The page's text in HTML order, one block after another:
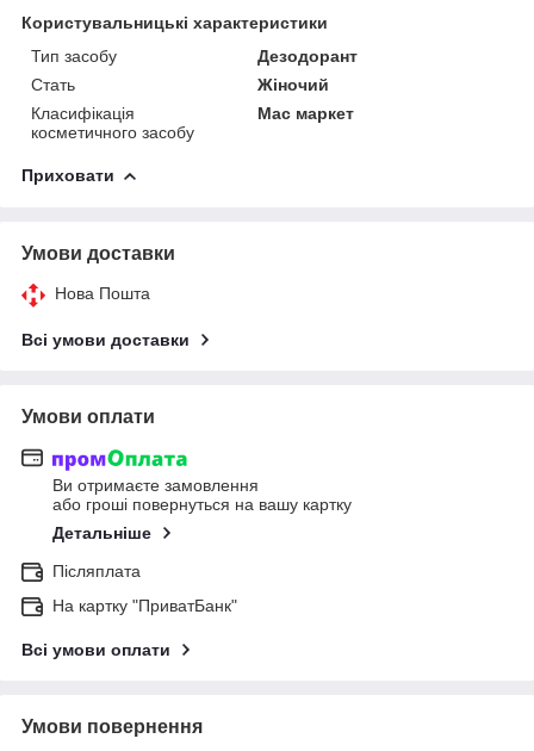
Користувальницькі характеристики
Тип засобу
Дезодорант
Стать
Жіночий
Класифікація
косметичного засобу
Мас маркет
Приховати
Умови доставки
Нова Пошта
Всі умови доставки
Умови оплати
Ви отримаєте замовлення
або гроші повернуться на вашу картку
Детальніше
Післяплата
На картку "ПриватБанк"
Всі умови оплати
Умови повернення